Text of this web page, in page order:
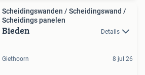
Scheidingswanden / Scheidingswand /
Scheidings panelen
Bieden Details
Giethoorn 8 jul 26